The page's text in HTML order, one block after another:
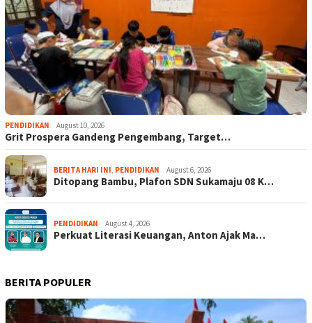
PENDIDIKAN August 10, 2026
Grit Prospera Gandeng Pengembang, Target…
BERITA HARI INI PENDIDIKAN August 6, 2026
Ditopang Bambu, Plafon SDN Sukamaju 08 K…
PENDIDIKAN August 4, 2026
Perkuat Literasi Keuangan, Anton Ajak Ma…
BERITA POPULER